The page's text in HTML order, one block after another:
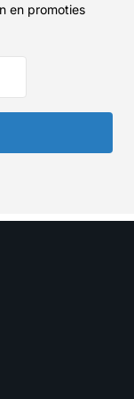
en promoties